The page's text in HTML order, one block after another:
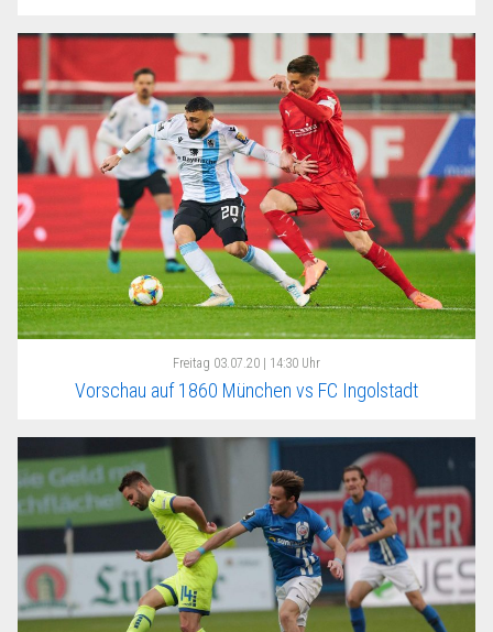
Freitag 03.07.20 | 14:30 Uhr
Vorschau auf 1860 München vs FC Ingolstadt